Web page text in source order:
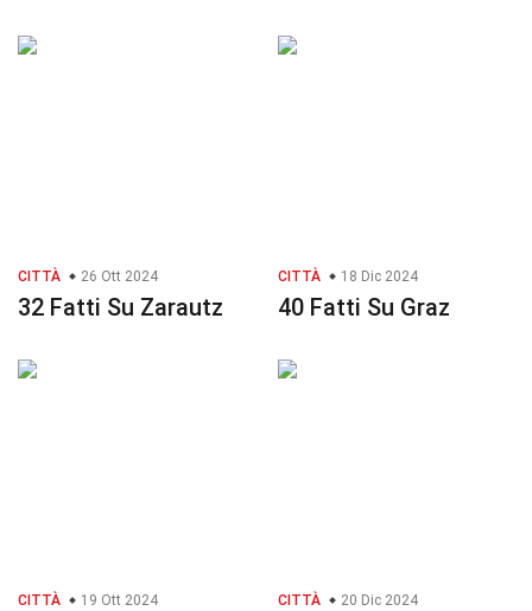
CITTÀ 26 Ott 2024
32 Fatti Su Zarautz
CITTÀ 18 Dic 2024
40 Fatti Su Graz
CITTÀ 19 Ott 2024 CITTÀ 20 Dic 2024